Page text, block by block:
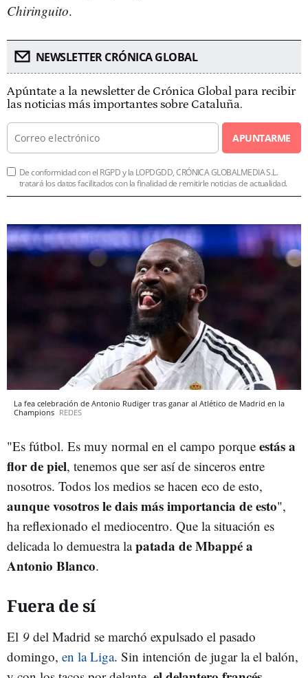
Chiringuito.
NEWSLETTER CRÓNICA GLOBAL
Apúntate a la newsletter de Crónica Global para recibir
las noticias más importantes sobre Cataluña.
APUNTARME
De conformidad con el RGPD y la LOPDGDD, CRÓNICA GLOBALMEDIA S.L.
tratará los datos facilitados con la finalidad de remitirle noticias de actualidad.
La fea celebración de Antonio Rudiger tras ganar al Atlético de Madrid en la
Champions REDES
"Es fútbol. Es muy normal en el campo porque estás a
flor de piel, tenemos que ser así de sinceros entre
nosotros. Todos los medios se hacen eco de esto,
aunque vosotros le dais más importancia de esto",
ha reflexionado el mediocentro. Que la situación es
delicada lo demuestra lapatada de Mbappé a
Antonio Blanco.
Fuera de sí
El 9 del Madrid se marchó expulsado el pasado
domingo, en la Liga. Sin intención de jugar la el balón,